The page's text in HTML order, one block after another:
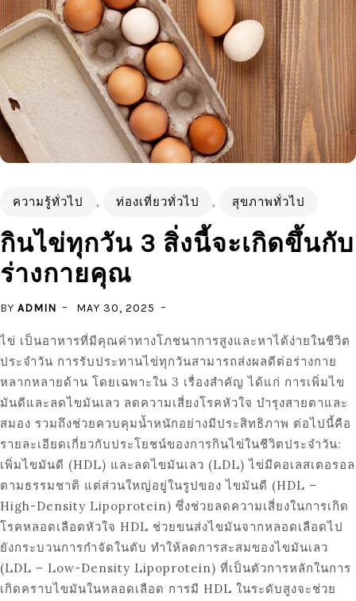
ความรู้ทั่วไป , ท่องเที่ยวทั่วไป , สุขภาพทั่วไป
กินไข่ทุกวัน 3 สิ่งนี้จะเกิดขึ้นกับ
ร่างกายคุณ
BY ADMIN MAY 30, 2025
ไข่ เป็นอาหารที่มีคุณค่าทางโภชนาการสูงและหาได้ง่ายในชีวิต
ประจำวัน การรับประทานไข่ทุกวันสามารถส่งผลดีต่อร่างกาย
หลากหลายด้าน โดยเฉพาะใน 3 เรื่องสำคัญ ได้แก่ การเพิ่มไข
มันดีและลดไขมันเลว ลดความเสี่ยงโรคหัวใจ บำรุงสายตาและ
สมอง รวมถึงช่วยควบคุมน้ำหนักอย่างมีประสิทธิภาพ ต่อไปนี้คือ
รายละเอียดเกี่ยวกับประโยชน์ของการกินไข่ในชีวิตประจำวัน:
เพิ่มไขมันดี (HDL) และลดไขมันเลว (LDL) ไข่มีคอเลสเตอรอล
ตามธรรมชาติ แต่ส่วนใหญ่อยู่ในรูปของ ไขมันดี (HDL –
High-Density Lipoprotein) ซึ่งช่วยลดความเสี่ยงในการเกิด
โรคหลอดเลือดหัวใจ HDL ช่วยขนส่งไขมันจากหลอดเลือดไป
ยังกระบวนการกำจัดในตับ ทำให้ลดการสะสมของไขมันเลว
(LDL – Low-Density Lipoprotein) ที่เป็นตัวการหลักในการ
เกิดคราบไขมันในหลอดเลือด การมี HDL ในระดับสูงจะช่วย